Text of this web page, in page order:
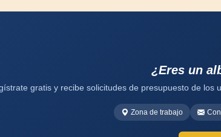
¿Eres un
gratis y recibe solicitudes de presupuesto de los
Zona de trabajo